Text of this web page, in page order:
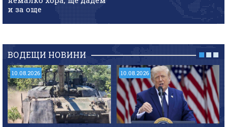
и за още
ВОДЕЩИ НОВИНИ
10.08.2026 10.08.2026